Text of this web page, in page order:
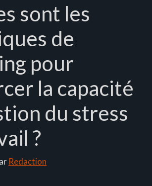
sont les
de
pour
la capacité
du stress
?
Redaction